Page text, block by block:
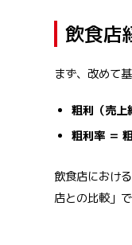
飲食店
まず、改めて
粗利（売上
粗利率 ＝
飲食店におけ
店との比較」で